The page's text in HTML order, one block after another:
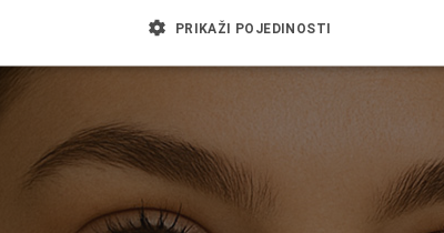
PRIKAŽI POJEDINOSTI